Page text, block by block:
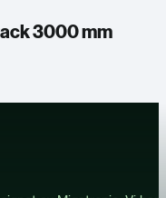
3000 mm